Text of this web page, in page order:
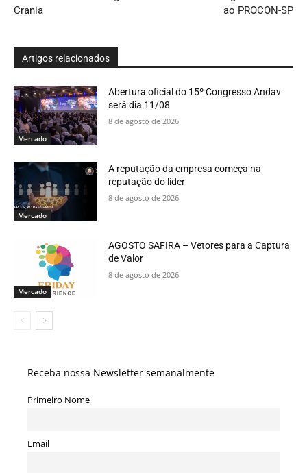
Crania
ao PROCON-SP
Artigos relacionados
Mercado
Abertura oficial do 15º Congresso Andav
será dia 11/08
8 de agosto de 2026
Mercado
A reputação da empresa começa na
reputação do líder
8 de agosto de 2026
Mercado
AGOSTO SAFIRA – Vetores para a Captura
de Valor
8 de agosto de 2026
Receba nossa Newsletter semanalmente
Primeiro Nome
Email